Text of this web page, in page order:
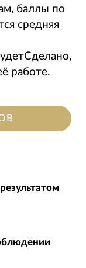
баллы по
средняя
работе.